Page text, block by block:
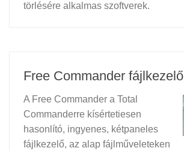
törlésére alkalmas szoftverek.
Free Commander fájlkezelő
A Free Commander a Total
Commanderre kísértetiesen
hasonlító, ingyenes, kétpaneles
fájlkezelő, az alap fájlműveleteken